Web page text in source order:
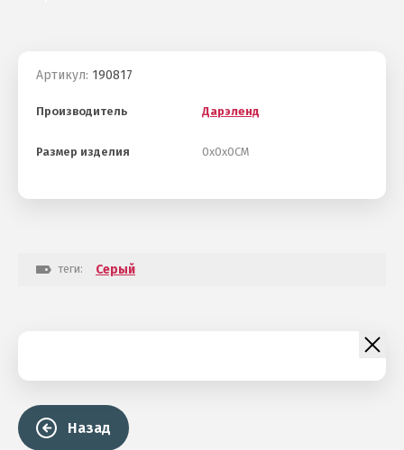
Артикул: 190817
Производитель Дарэленд
Размер изделия 0х0х0СМ
теги: Серый
Назад